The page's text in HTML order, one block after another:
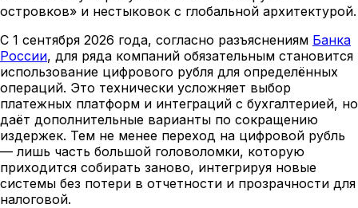
островков» и нестыковок с глобальной архитектурой.
С 1 сентября 2026 года, согласно разъяснениям Банка
России, для ряда компаний обязательным становится
использование цифрового рубля для определённых
операций. Это технически усложняет выбор
платежных платформ и интеграций с бухгалтерией, но
даёт дополнительные варианты по сокращению
издержек. Тем не менее переход на цифровой рубль
— лишь часть большой головоломки, которую
приходится собирать заново, интегрируя новые
системы без потери в отчетности и прозрачности для
налоговой.